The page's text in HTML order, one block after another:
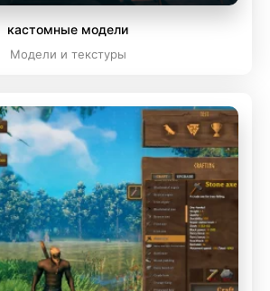
кастомные модели
Модели и текстуры